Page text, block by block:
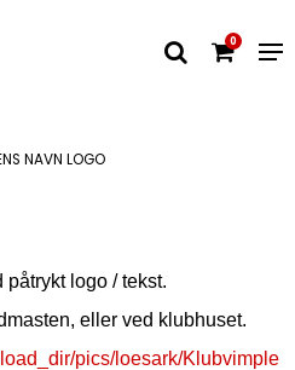
0
NAVN LOGO
logo / tekst.
eller ved klubhuset.
pics/loesark/Klubvimple